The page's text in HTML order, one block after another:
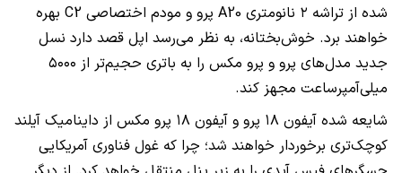
شده از تراشه ۲ نانومتری A20 پرو و مودم اختصاصی C2 بهره
خواهند برد. خوش‌بختانه، به نظر می‌رسد اپل قصد دارد نسل
جدید مدل‌های پرو و پرو مکس را به باتری حجیم‌تر از ۵۰۰۰
میلی‌آمپرساعت مجهز کند.
شایعه شده آیفون ۱۸ پرو و آیفون ۱۸ پرو مکس از داینامیک آیلند
کوچک‌تری برخوردار خواهند شد؛ چرا که غول فناوری آمریکایی